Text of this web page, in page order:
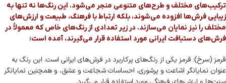
ترکیب‌های مختلف و طرح‌های متنوعی منجر می‌شود. این رنگ‌ها نه تنها به
زیبایی فرش‌ها افزوده می‌شوند، بلکه ارتباط با فرهنگ، طبیعت و ارزش‌های
مختلف را نیز نمایان می‌سازند. در زیر تعدادی از رنگ‌های خاص که معمولاً در
فرش‌های دستبافت ایرانی مورد استفاده قرار می‌گیرند، آمده است:
قرمز (سرخ): قرمز یکی از رنگ‌های پرکاربرد در فرش‌های ایرانی است. این رنگ به
عنوان نمایانگر اشاعت و پرشوری، احساسات شجاعت و عشق، و همچنین نمایانگر